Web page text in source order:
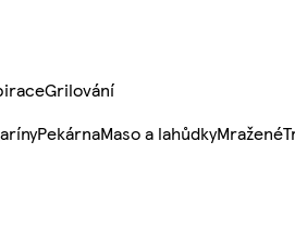
Grilování
PekárnaMaso a lahůdkyMražené